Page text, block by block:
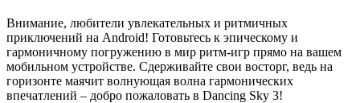
Внимание, любители увлекательных и ритмичных
приключений на Android! Готовьтесь к эпическому и
гармоничному погружению в мир ритм-игр прямо на вашем
мобильном устройстве. Сдерживайте свои восторг, ведь на
горизонте маячит волнующая волна гармонических
впечатлений – добро пожаловать в Dancing Sky 3!